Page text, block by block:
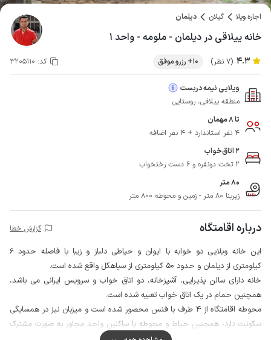
اجاره ویلا گیلان دیلمان
خانه ییلاقی در دیلمان - ملومه - واحد ۱
4.3 (7 نظر) 10+ رزرو موفق کد: 3205110
ویلایی نیمه دربست
منطقه ییلاقی، روستایی
تا 8 مهمان
4 نفر استاندارد + 4 نفر اضافه
2 اتاق‌خواب
2 تخت دونفره و 6 دست رختخواب
80 متر
زیربنا 80 متر - زمین و محوطه 800 متر
درباره اقامتگاه گزارش خطا
این خانه ویلایی دو خوابه با ایوان و حیاطی دلباز و زیبا با فاصله حدود 6
کیلومتری از دیلمان و حدود 50 کیلومتری از سیاهکل واقع شده است.
خانه دارای سالن پذیرایی، آشپزخانه، دو اتاق خواب و سرویس ایرانی می باشد،
همچنین حمام در یک اتاق خواب تعبیه شده است.
محوطه اقامتگاه از 4 طرف با فنس محصور شده است و میزبان نیز در همسایگی
سکونت دارد، همچنین حیاط و محوطه با ساکنین واحد مجاور به صورت مشترک